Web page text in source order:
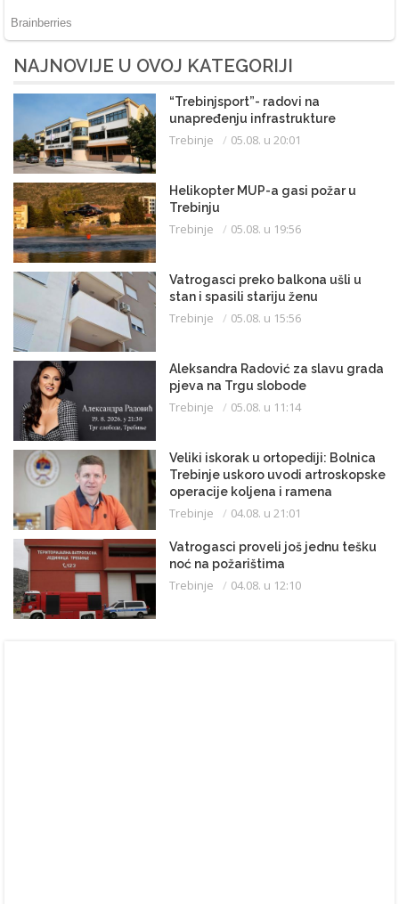
NAJNOVIJE U OVOJ KATEGORIJI
“Trebinjsport”- radovi na
unapređenju infrastrukture
Trebinje 05.08. u 20:01
Helikopter MUP-a gasi požar u
Trebinju
Trebinje 05.08. u 19:56
Vatrogasci preko balkona ušli u
stan i spasili stariju ženu
Trebinje 05.08. u 15:56
Aleksandra Radović za slavu grada
pjeva na Trgu slobode
Trebinje 05.08. u 11:14
Veliki iskorak u ortopediji: Bolnica
Trebinje uskoro uvodi artroskopske
operacije koljena i ramena
Trebinje 04.08. u 21:01
Vatrogasci proveli još jednu tešku
noć na požarištima
Trebinje 04.08. u 12:10